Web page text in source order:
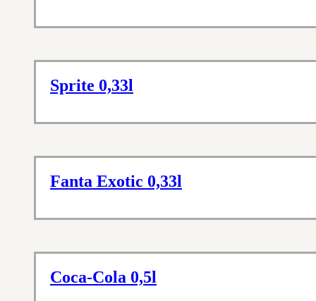
Sprite 0,33l
Fanta Exotic 0,33l
Coca-Cola 0,5l